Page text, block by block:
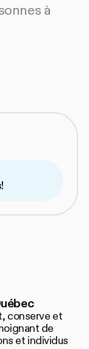
à
conserve et
de
et individus